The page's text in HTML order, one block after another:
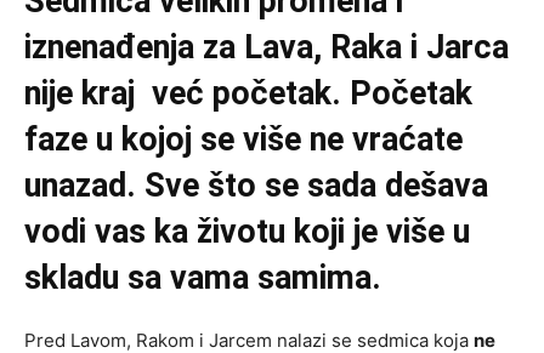
iznenađenja za Lava, Raka i Jarca
nije kraj već početak. Početak
faze u kojoj se više ne vraćate
unazad. Sve što se sada dešava
vodi vas ka životu koji je više u
skladu sa vama samima.
Pred Lavom, Rakom i Jarcem nalazi se sedmica koja ne